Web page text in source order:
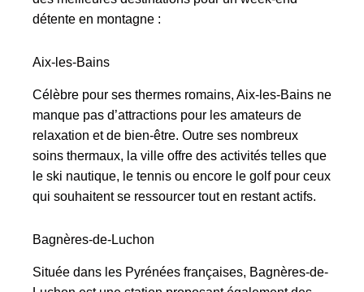
détente en montagne :
Aix-les-Bains
Célèbre pour ses thermes romains, Aix-les-Bains ne
manque pas d’attractions pour les amateurs de
relaxation et de bien-être. Outre ses nombreux
soins thermaux, la ville offre des activités telles que
le ski nautique, le tennis ou encore le golf pour ceux
qui souhaitent se ressourcer tout en restant actifs.
Bagnères-de-Luchon
Située dans les Pyrénées françaises, Bagnères-de-